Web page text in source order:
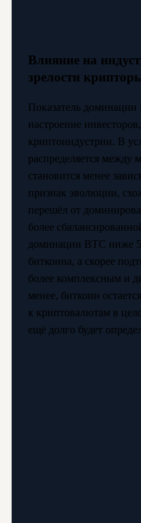
Влияние на
зрелости
Показатель доминации
настроение
криптоиндустрии. В
распределяется между
становится менее
признак эволюции,
перешёл от
более
доминации BTC ниже
биткоина, а скорее
более комплексным и
менее, биткоин
к криптовалютам в
ещё долго будет